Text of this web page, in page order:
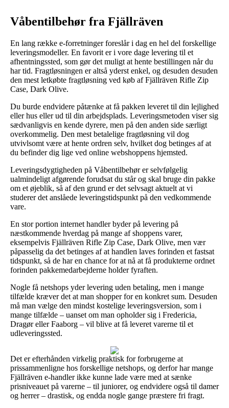
Våbentilbehør fra Fjällräven
En lang række e-forretninger foreslår i dag en hel del forskellige
leveringsmodeller. En favorit er i vore dage levering til et
afhentningssted, som gør det muligt at hente bestillingen når du
har tid. Fragtløsningen er altså yderst enkel, og desuden desuden
den mest letkøbte fragtløsning ved køb af Fjällräven Rifle Zip
Case, Dark Olive.
Du burde endvidere påtænke at få pakken leveret til din lejlighed
eller hus eller ud til din arbejdsplads. Leveringsmetoden viser sig
sædvanligvis en kende dyrere, men på den anden side særligt
overkommelig. Den mest betalelige fragtløsning vil dog
utvivlsomt være at hente ordren selv, hvilket dog betinges af at
du befinder dig lige ved online webshoppens hjemsted.
Leveringsdygtigheden på Våbentilbehør er selvfølgelig
ualmindeligt afgørende forudsat du står og skal bruge din pakke
om et øjeblik, så af den grund er det selvsagt aktuelt at vi
studerer det anslåede leveringstidspunkt på den vedkommende
vare.
En stor portion internet handler byder på levering på
næstkommende hverdag på mange af shoppens varer,
eksempelvis Fjällräven Rifle Zip Case, Dark Olive, men vær
påpasselig da det betinges af at handlen laves forinden et fastsat
tidspunkt, så de har en chance for at nå at få produkterne ordnet
forinden pakkemedarbejderne holder fyraften.
Nogle få netshops yder levering uden betaling, men i mange
tilfælde kræver det at man shopper for en konkret sum. Desuden
må man vælge den mindst kostelige leveringsversion, som i
mange tilfælde – uanset om man opholder sig i Fredericia,
Dragør eller Faaborg – vil blive at få leveret varerne til et
udleveringssted.
Det er efterhånden virkelig praktisk for forbrugerne at
prissammenligne hos forskellige netshops, og derfor har mange
Fjällräven e-handler ikke kunne lade være med at sænke
prisniveauet på varerne – til juniorer, og endvidere også til damer
og herrer – drastisk, og endda nogle gange præstere fri fragt.